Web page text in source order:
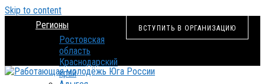
Skip to content
ВСТУПИТЬ В ОРГАНИЗАЦИЮ
Регионы
Ростовская
область
Краснодарский
край